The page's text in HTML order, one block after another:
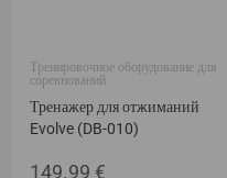
Тренировочное оборудование для
соревнований
Тренажер для отжиманий
Evolve (DB-010)
149.99 €